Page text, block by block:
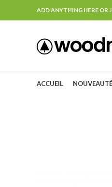
ADD ANYTHING HERE OR
ACCUEIL